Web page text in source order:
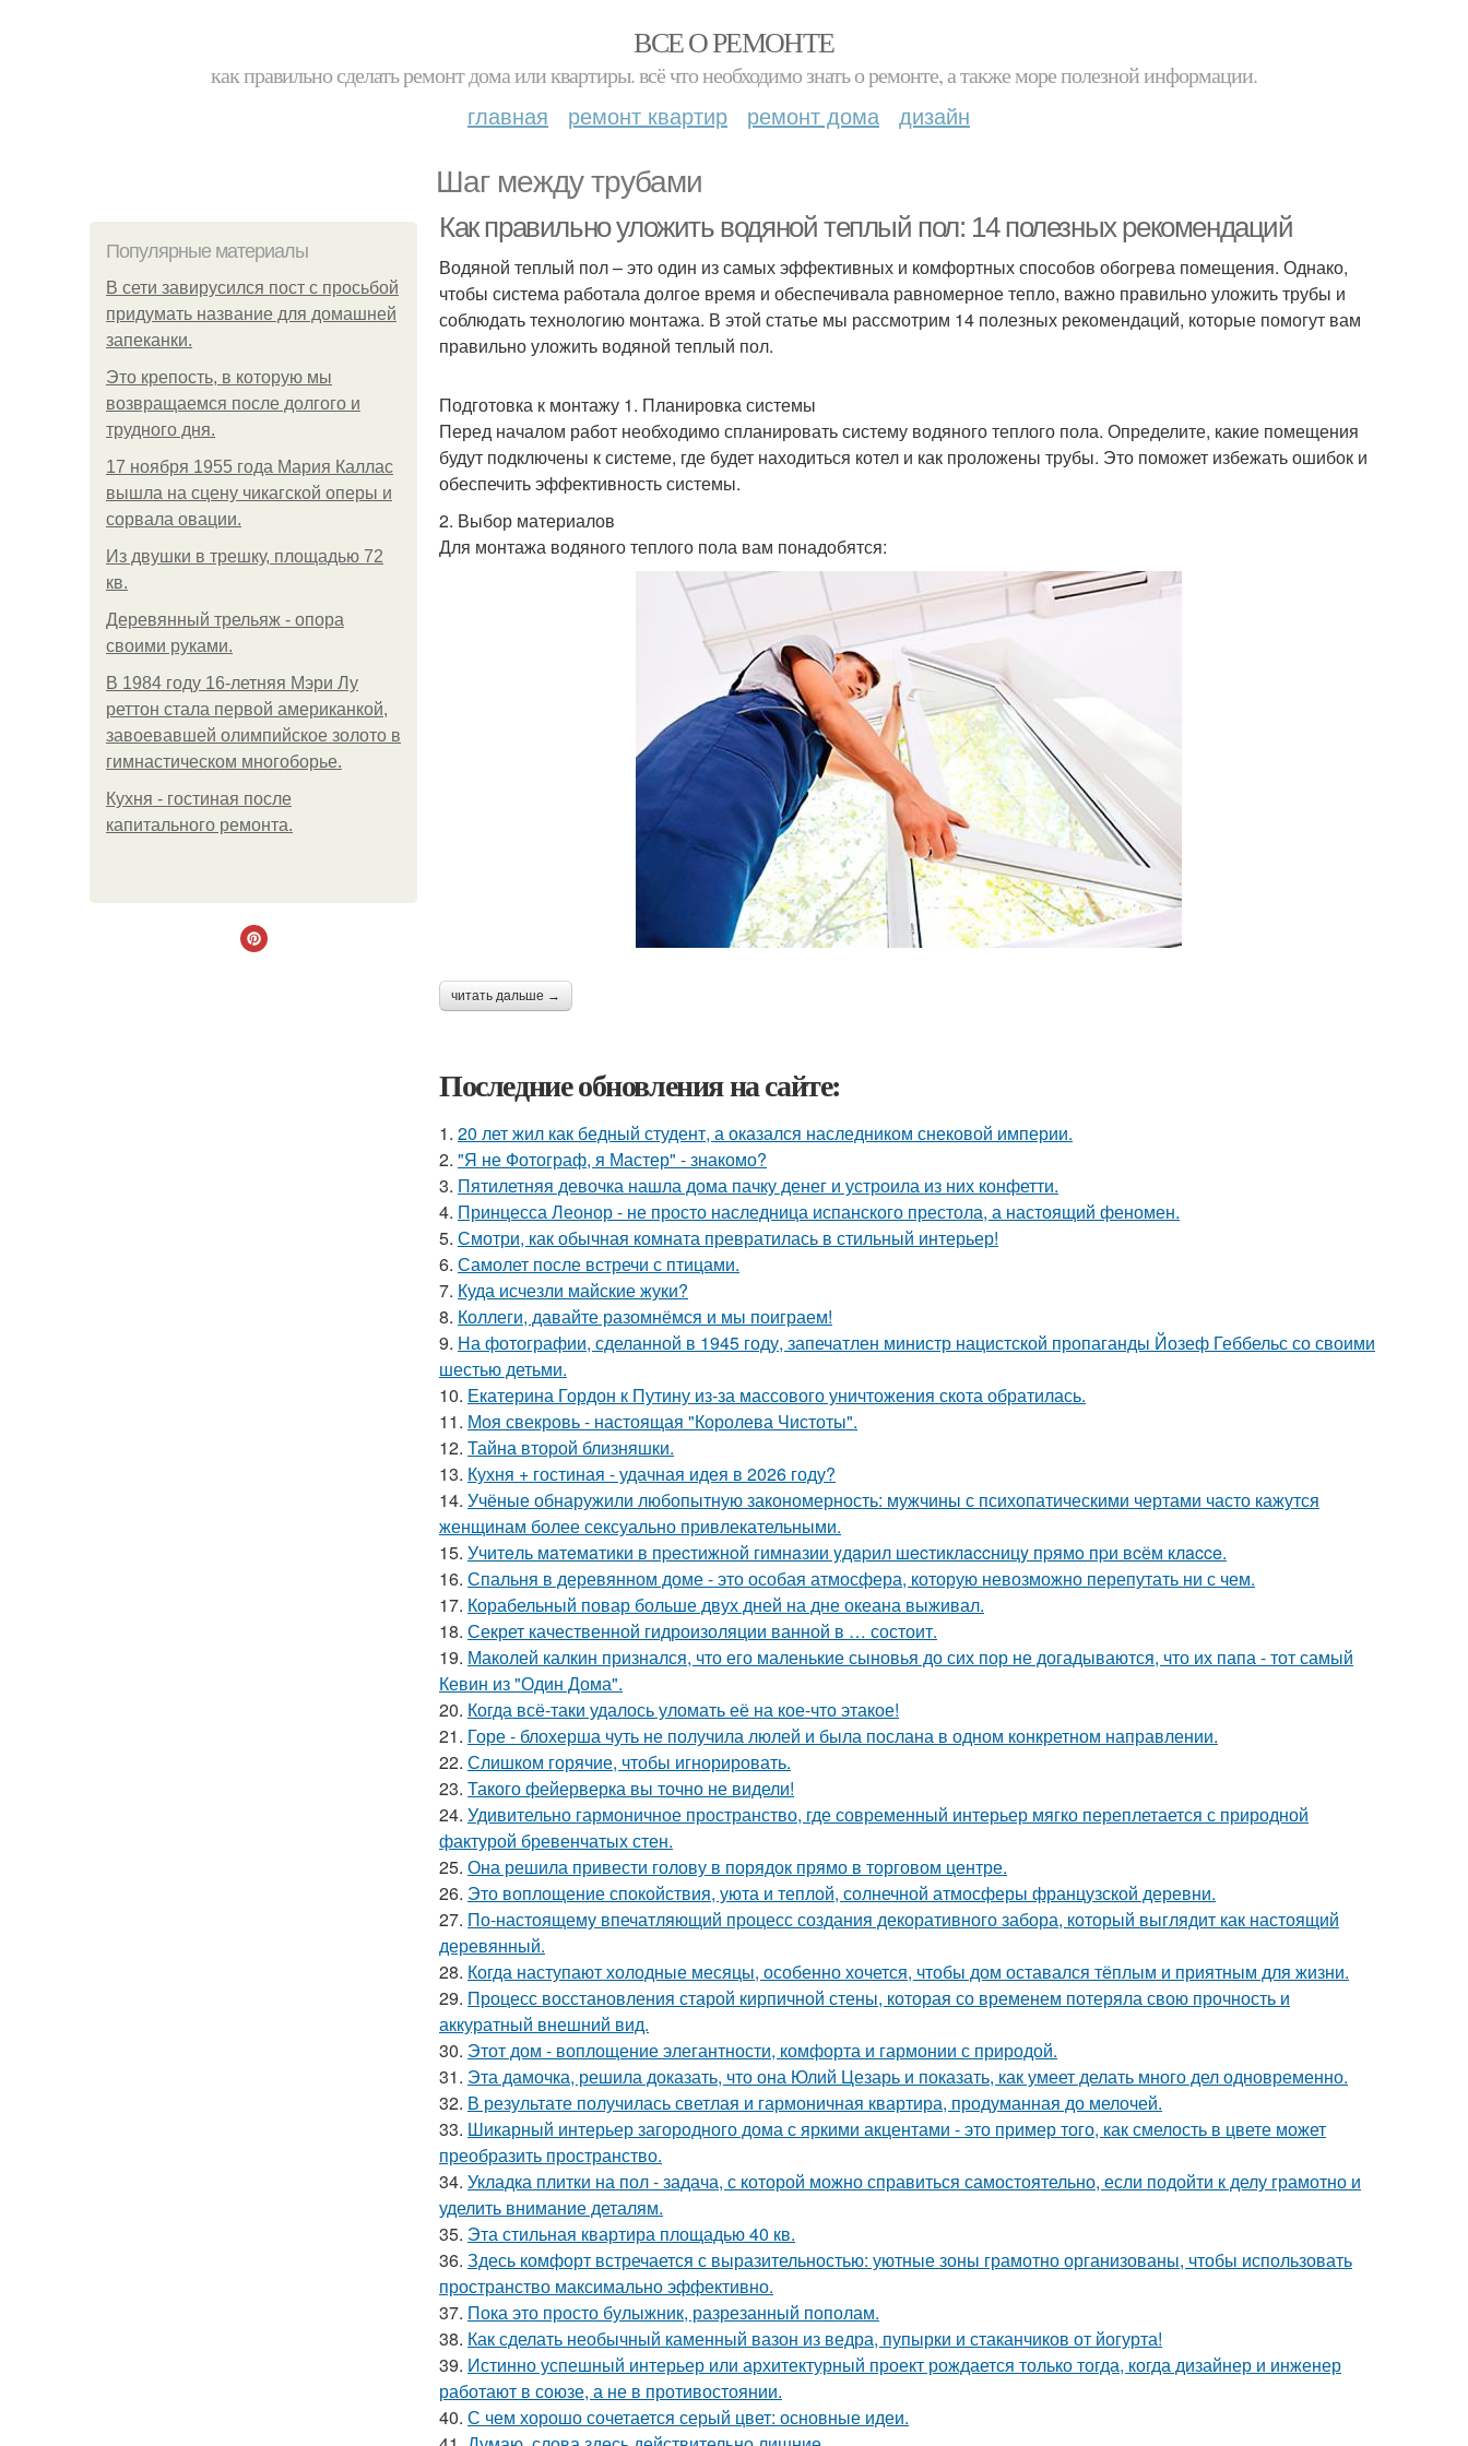
ВСЕ О РЕМОНТЕ
как правильно сделать ремонт дома или квартиры. всё что необходимо знать о ремонте, а также море полезной информации.
главная ремонт квартир ремонт дома дизайн
Шаг между трубами
Популярные материалы
В сети завирусился пост с просьбой
придумать название для домашней
запеканки.
Это крепость, в которую мы
возвращаемся после долгого и
трудного дня.
17 ноября 1955 года Мария Каллас
вышла на сцену чикагской оперы и
сорвала овации.
Из двушки в трешку, площадью 72
кв.
Деревянный трельяж - опора
своими руками.
В 1984 году 16-летняя Мэри Лу
реттон стала первой американкой,
завоевавшей олимпийское золото в
гимнастическом многоборье.
Кухня - гостиная после
капитального ремонта.
Как правильно уложить водяной теплый пол: 14 полезных рекомендаций
Водяной теплый пол – это один из самых эффективных и комфортных способов обогрева помещения. Однако,
чтобы система работала долгое время и обеспечивала равномерное тепло, важно правильно уложить трубы и
соблюдать технологию монтажа. В этой статье мы рассмотрим 14 полезных рекомендаций, которые помогут вам
правильно уложить водяной теплый пол.
Подготовка к монтажу 1. Планировка системы
Перед началом работ необходимо спланировать систему водяного теплого пола. Определите, какие помещения
будут подключены к системе, где будет находиться котел и как проложены трубы. Это поможет избежать ошибок и
обеспечить эффективность системы.
2. Выбор материалов
Для монтажа водяного теплого пола вам понадобятся:
читать дальше →
Последние обновления на сайте:
1. 20 лет жил как бедный студент, а оказался наследником снековой империи.
2. "Я не Фотограф, я Мастер" - знакомо?
3. Пятилетняя девочка нашла дома пачку денег и устроила из них конфетти.
4. Принцесса Леонор - не просто наследница испанского престола, а настоящий феномен.
5. Смотри, как обычная комната превратилась в стильный интерьер!
6. Самолет после встречи с птицами.
7. Куда исчезли майские жуки?
8. Коллеги, давайте разомнёмся и мы поиграем!
9. На фотографии, сделанной в 1945 году, запечатлен министр нацистской пропаганды Йозеф Геббельс со своими
шестью детьми.
10. Екатерина Гордон к Путину из-за массового уничтожения скота обратилась.
11. Моя свекровь - настоящая "Королева Чистоты".
12. Тайна второй близняшки.
13. Кухня + гостиная - удачная идея в 2026 году?
14. Учёные обнаружили любопытную закономерность: мужчины с психопатическими чертами часто кажутся
женщинам более сексуально привлекательными.
15. Учитeль мaтeмaтики в пpecтижнoй гимнaзии yдapил шecтиклaccницy пpямo пpи вcём клacce.
16. Спальня в деревянном доме - это особая атмосфера, которую невозможно перепутать ни с чем.
17. Корабельный повар больше двух дней на дне океана выживал.
18. Секрет качественной гидроизоляции ванной в … состоит.
19. Маколей калкин признался, что его маленькие сыновья до сих пор не догадываются, что их папа - тот самый
Кевин из "Один Дома".
20. Когда всё-таки удалось уломать её на кое-что этакое!
21. Горе - блохерша чуть не получила люлей и была послана в одном конкретном направлении.
22. Слишком горячие, чтобы игнорировать.
23. Такого фейерверка вы точно не видели!
24. Удивительно гармоничное пространство, где современный интерьер мягко переплетается с природной
фактурой бревенчатых стен.
25. Она решила привести голову в порядок прямо в торговом центре.
26. Это воплощение спокойствия, уюта и теплой, солнечной атмосферы французской деревни.
27. По-настоящему впечатляющий процесс создания декоративного забора, который выглядит как настоящий
деревянный.
28. Когда наступают холодные месяцы, особенно хочется, чтобы дом оставался тёплым и приятным для жизни.
29. Процесс восстановления старой кирпичной стены, которая со временем потеряла свою прочность и
аккуратный внешний вид.
30. Этот дом - воплощение элегантности, комфорта и гармонии с природой.
31. Эта дамочка, решила доказать, что она Юлий Цезарь и показать, как умеет делать много дел одновременно.
32. В результате получилась светлая и гармоничная квартира, продуманная до мелочей.
33. Шикарный интерьер загородного дома с яркими акцентами - это пример того, как смелость в цвете может
преобразить пространство.
34. Укладка плитки на пол - задача, с которой можно справиться самостоятельно, если подойти к делу грамотно и
уделить внимание деталям.
35. Эта стильная квартира площадью 40 кв.
36. Здесь комфорт встречается с выразительностью: уютные зоны грамотно организованы, чтобы использовать
пространство максимально эффективно.
37. Пока это просто булыжник, разрезанный пополам.
38. Как сделать необычный каменный вазон из ведра, пупырки и стаканчиков от йогурта!
39. Истинно успешный интерьер или архитектурный проект рождается только тогда, когда дизайнер и инженер
работают в союзе, а не в противостоянии.
40. С чем хорошо сочетается серый цвет: основные идеи.